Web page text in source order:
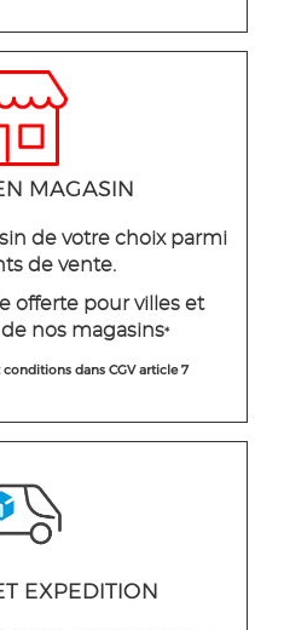
MAGASIN
de votre choix parmi
de vente.
offerte pour villes et
nos magasins*
dans CGV article 7
EXPEDITION